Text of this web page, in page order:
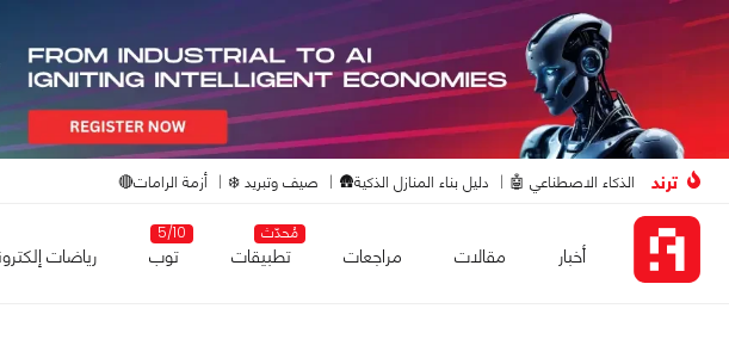
ترند الذكاء الاصطناعي 🤖 دليل بناء المنازل الذكية🛖 صيف وتبريد ❄️ أزمة الرامات🔴
أخبار مقالات مراجعات
مُحدّث
تطبيقات
5/10
توب رياضات